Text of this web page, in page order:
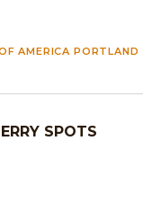
AMERICA PORTLAND
SPOTS